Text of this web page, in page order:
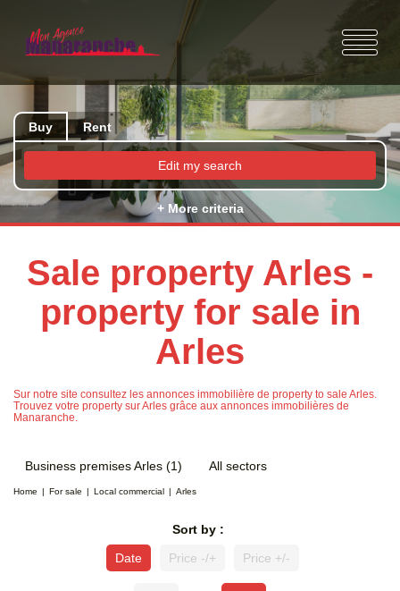
Buy Rent
Edit my search
+ More criteria
Sale property Arles -
property for sale in
Arles
Sur notre site consultez les annonces immobilière de property to sale Arles.
Trouvez votre property sur Arles grâce aux annonces immobilières de
Manaranche.
Business premises Arles (1) All sectors
Home For sale Local commercial Arles
Sort by :
Date
Price -/+ Price +/-